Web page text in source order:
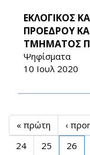
ΕΚΛΟΓΙΚΟΣ
ΠΡΟΕΔΡΟΥ
ΤΜΗΜΑΤΟΣ
Ψηφίσματα
10 Ιουλ 2020
« πρώτη ‹
24
25 26